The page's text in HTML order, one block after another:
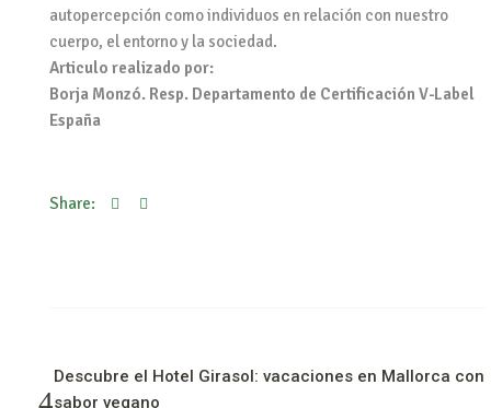
autopercepción como individuos en relación con nuestro
cuerpo, el entorno y la sociedad.
Articulo realizado por:
Borja Monzó. Resp. Departamento de Certificación V-Label
España
Share:
Descubre el Hotel Girasol: vacaciones en Mallorca con
sabor vegano